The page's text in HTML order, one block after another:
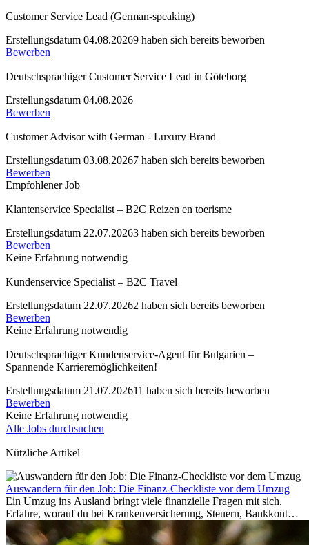
Customer Service Lead (German-speaking)
Erstellungsdatum 04.08.20269 haben sich bereits beworben
Bewerben
Deutschsprachiger Customer Service Lead in Göteborg
Erstellungsdatum 04.08.2026
Bewerben
Customer Advisor with German - Luxury Brand
Erstellungsdatum 03.08.20267 haben sich bereits beworben
Bewerben
Empfohlener Job
Klantenservice Specialist – B2C Reizen en toerisme
Erstellungsdatum 22.07.20263 haben sich bereits beworben
Bewerben
Keine Erfahrung notwendig
Kundenservice Specialist – B2C Travel
Erstellungsdatum 22.07.20262 haben sich bereits beworben
Bewerben
Keine Erfahrung notwendig
Deutschsprachiger Kundenservice-Agent für Bulgarien –
Spannende Karrieremöglichkeiten!
Erstellungsdatum 21.07.202611 haben sich bereits beworben
Bewerben
Keine Erfahrung notwendig
Alle Jobs durchsuchen
Nützliche Artikel
Auswandern für den Job: Die Finanz-Checkliste vor dem Umzug
Ein Umzug ins Ausland bringt viele finanzielle Fragen mit sich.
Erfahre, worauf du bei Krankenversicherung, Steuern, Bankkonto,
Rücklagen und Budgetplanung achten solltest, damit dein Neustart
im Ausland reibungslos gelingt.